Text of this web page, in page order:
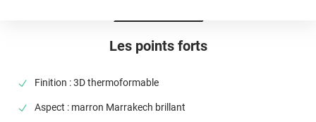
Les points forts
Finition : 3D thermoformable
Aspect : marron Marrakech brillant
Température D'utilisation